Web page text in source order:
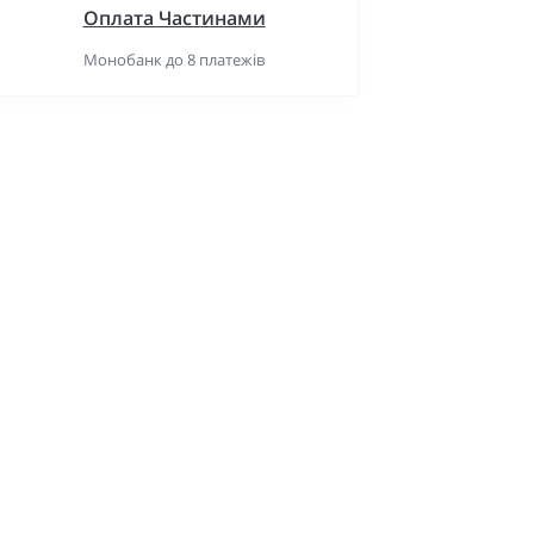
Оплата Частинами
Монобанк до 8 платежів